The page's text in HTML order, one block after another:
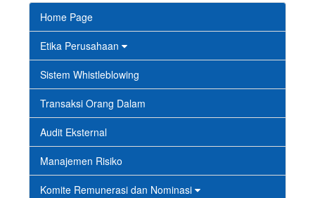
Home Page
Etika Perusahaan
Sistem Whistleblowing
Transaksi Orang Dalam
Audit Eksternal
Manajemen Risiko
Komite Remunerasi dan Nominasi